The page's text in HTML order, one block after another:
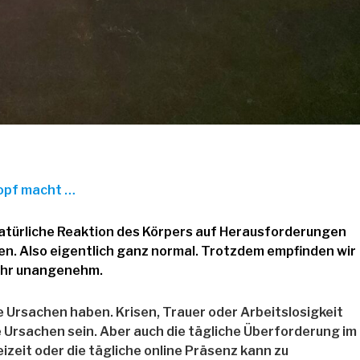
macht …
Reaktion des Körpers auf Herausforderungen
Also eigentlich ganz normal. Trotzdem empfinden wir
unangenehm.
Ursachen haben. Krisen, Trauer oder Arbeitslosigkeit
Ursachen sein. Aber auch die tägliche Überforderung im
oder die tägliche online Präsenz kann zu